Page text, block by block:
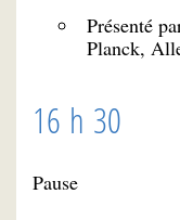
Présenté
Planck,
16 h 30
Pause